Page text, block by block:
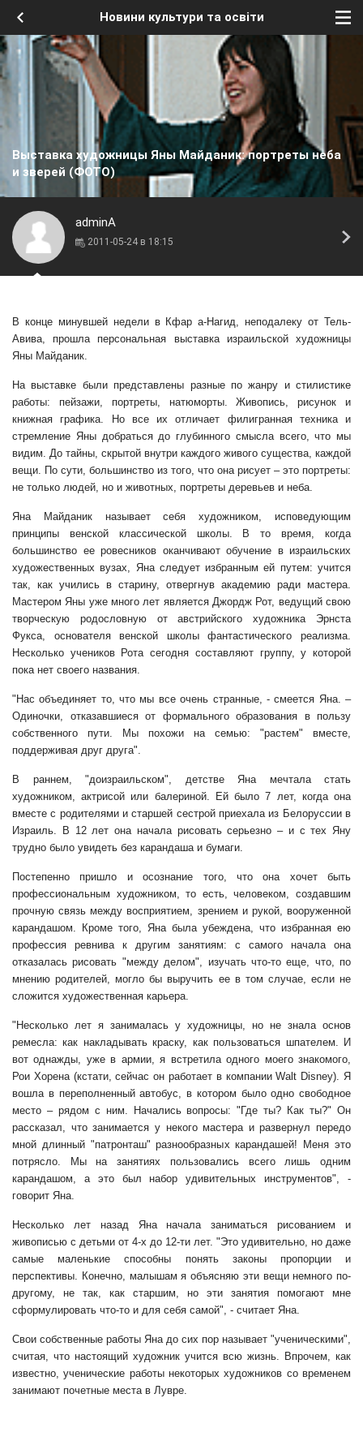
Новини культури та освіти
Выставка художницы Яны Майданик: портреты неба
и зверей (ФОТО)
adminA
2011-05-24 в 18:15
В конце минувшей недели в Кфар а-Нагид, неподалеку от Тель-
Авива, прошла персональная выставка израильской художницы
Яны Майданик.
На выставке были представлены разные по жанру и стилистике
работы: пейзажи, портреты, натюморты. Живопись, рисунок и
книжная графика. Но все их отличает филигранная техника и
стремление Яны добраться до глубинного смысла всего, что мы
видим. До тайны, скрытой внутри каждого живого существа, каждой
вещи. По сути, большинство из того, что она рисует – это портреты:
не только людей, но и животных, портреты деревьев и неба.
Яна Майданик называет себя художником, исповедующим
принципы венской классической школы. В то время, когда
большинство ее ровесников оканчивают обучение в израильских
художественных вузах, Яна следует избранным ей путем: учится
так, как учились в старину, отвергнув академию ради мастера.
Мастером Яны уже много лет является Джордж Рот, ведущий свою
творческую родословную от австрийского художника Эрнста
Фукса, основателя венской школы фантастического реализма.
Несколько учеников Рота сегодня составляют группу, у которой
пока нет своего названия.
"Нас объединяет то, что мы все очень странные, - смеется Яна. –
Одиночки, отказавшиеся от формального образования в пользу
собственного пути. Мы похожи на семью: "растем" вместе,
поддерживая друг друга".
В раннем, "доизраильском", детстве Яна мечтала стать
художником, актрисой или балериной. Ей было 7 лет, когда она
вместе с родителями и старшей сестрой приехала из Белоруссии в
Израиль. В 12 лет она начала рисовать серьезно – и с тех Яну
трудно было увидеть без карандаша и бумаги.
Постепенно пришло и осознание того, что она хочет быть
профессиональным художником, то есть, человеком, создавшим
прочную связь между восприятием, зрением и рукой, вооруженной
карандашом. Кроме того, Яна была убеждена, что избранная ею
профессия ревнива к другим занятиям: с самого начала она
отказалась рисовать "между делом", изучать что-то еще, что, по
мнению родителей, могло бы выручить ее в том случае, если не
сложится художественная карьера.
"Несколько лет я занималась у художницы, но не знала основ
ремесла: как накладывать краску, как пользоваться шпателем. И
вот однажды, уже в армии, я встретила одного моего знакомого,
Рои Хорена (кстати, сейчас он работает в компании Walt Disney). Я
вошла в переполненный автобус, в котором было одно свободное
место – рядом с ним. Начались вопросы: "Где ты? Как ты?" Он
рассказал, что занимается у некого мастера и развернул передо
мной длинный "патронташ" разнообразных карандашей! Меня это
потрясло. Мы на занятиях пользовались всего лишь одним
карандашом, а это был набор удивительных инструментов", -
говорит Яна.
Несколько лет назад Яна начала заниматься рисованием и
живописью с детьми от 4-х до 12-ти лет. "Это удивительно, но даже
самые маленькие способны понять законы пропорции и
перспективы. Конечно, малышам я объясняю эти вещи немного по-
другому, не так, как старшим, но эти занятия помогают мне
сформулировать что-то и для себя самой", - считает Яна.
Свои собственные работы Яна до сих пор называет "ученическими",
считая, что настоящий художник учится всю жизнь. Впрочем, как
известно, ученические работы некоторых художников со временем
занимают почетные места в Лувре.